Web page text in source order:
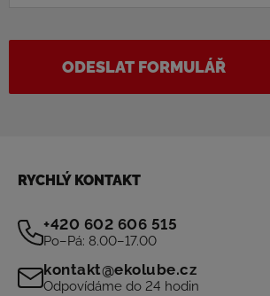
ODESLAT FORMULÁŘ
RYCHLÝ KONTAKT
+420 602 606 515
Po–Pá: 8.00–17.00
kontakt@ekolube.cz
Odpovídáme do 24 hodin